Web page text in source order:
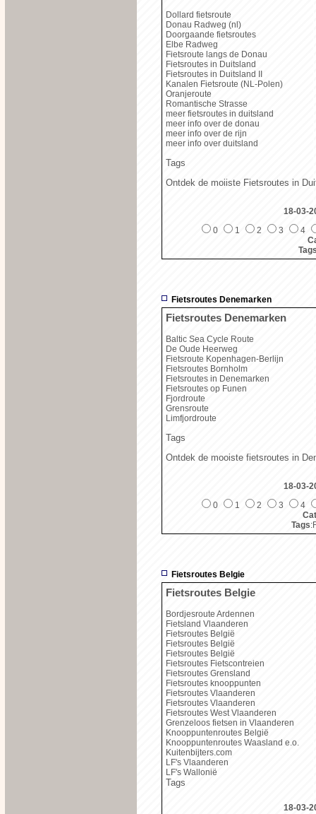
Dollard fietsroute
Donau Radweg (nl)
Doorgaande fietsroutes
Elbe Radweg
Fietsroute langs de Donau
Fietsroutes in Duitsland
Fietsroutes in Duitsland II
Kanalen Fietsroute (NL-Polen)
Oranjeroute
Romantische Strasse
meer fietsroutes in duitsland
meer info over de donau
meer info over de rijn
meer info over duitsland
Tags
Ontdek de moiiste Fietsroutes in
18-03-
0
1 2 3
4
Fietsroutes Denemarken
Fietsroutes Denemarken
Baltic Sea Cycle Route
De Oude Heerweg
Fietsroute Kopenhagen-Berlijn
Fietsroutes Bornholm
Fietsroutes in Denemarken
Fietsroutes op Funen
Fjordroute
Grensroute
Limfjordroute
Tags
Ontdek de mooiste fietsroutes in
18-03-
0
1 2 3
4
Tags
Fietsroutes Belgie
Fietsroutes Belgie
Bordjesroute Ardennen
Fietsland Vlaanderen
Fietsroutes België
Fietsroutes België
Fietsroutes België
Fietsroutes Fietscontreien
Fietsroutes Grensland
Fietsroutes knooppunten
Fietsroutes Vlaanderen
Fietsroutes Vlaanderen
Fietsroutes West Vlaanderen
Grenzeloos fietsen in Vlaanderen
Knooppuntenroutes België
Knooppuntenroutes Waasland e.o.
Kuitenbijters.com
LF's Vlaanderen
LF's Wallonië
Tags
18-03-